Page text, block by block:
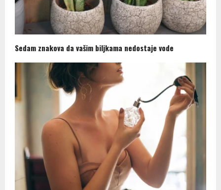
Sedam znakova da vašim biljkama nedostaje vode